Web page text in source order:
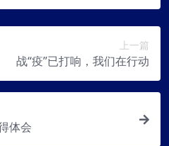
上一篇
战“疫”已打响，我们在行动
体会